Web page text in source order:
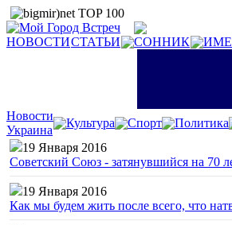
НОВОСТИСТАТЬИ СОННИК
Новости
Украина
Культура Спорт Политика
19 Января 2016
Советский Союз - затянувшийся на 70
19 Января 2016
Как мы будем жить после всего, что